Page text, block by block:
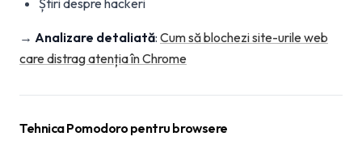
Știri despre hackeri
→ Analizare detaliată: Cum să blochezi site-urile web
care distrag atenția în Chrome
Tehnica Pomodoro pentru browsere